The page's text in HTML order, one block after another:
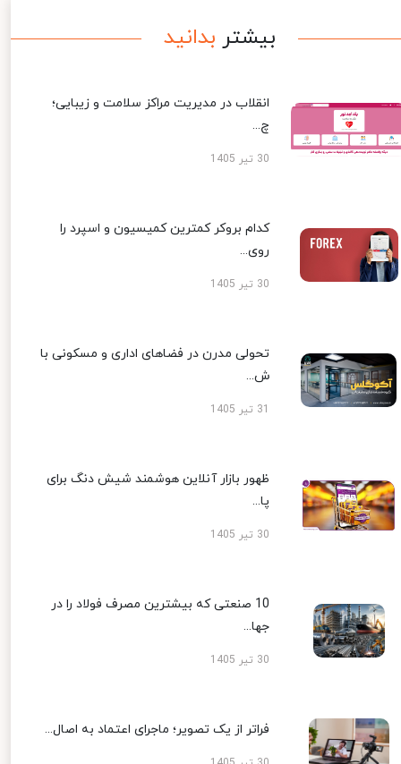
بیشتر بدانید
انقلاب در مدیریت مراکز سلامت و زیبایی؛
کدام بروکر کمترین کمیسیون و اسپرد را
روی...
30 تیر 1405
تحولی مدرن در فضاهای اداری و مسکونی با
ش...
31 تیر 1405
ظهور بازار آنلاین هوشمند شیش دنگ برای
پا...
10 صنعتی که بیشترین مصرف فولاد را در
فراتر از یک تصویر؛ ماجرای اعتماد به اصال...